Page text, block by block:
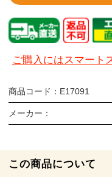
ご購入にはスマート
商品コード： E17091
メーカー：
この商品について